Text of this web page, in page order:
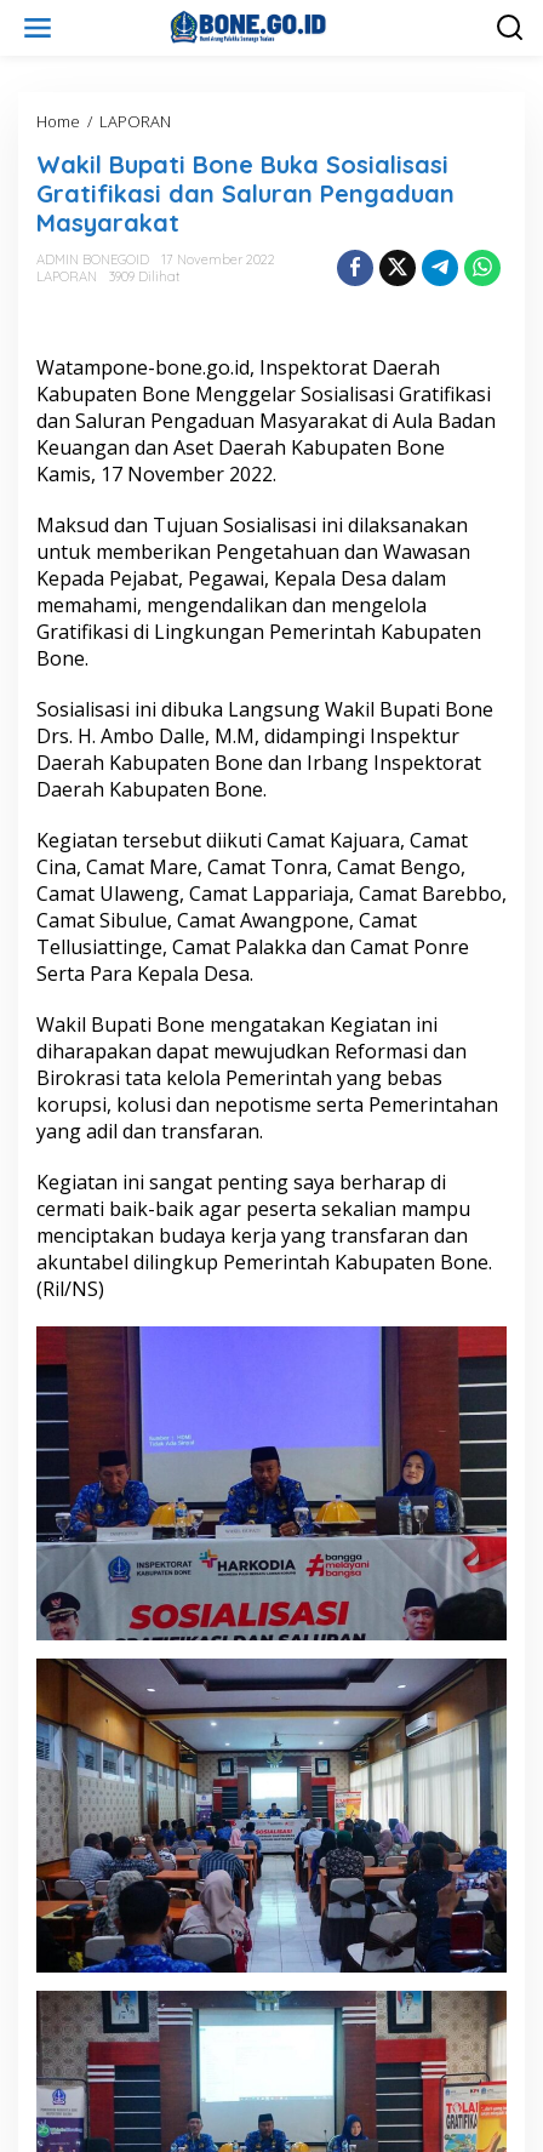
Home / LAPORAN
k
i
l
B
u
p
B
n
e
B
u
S
o
s
i
a
l
a
s
i
G
r
t
i
f
i
k
a
s
d
a
n
S
a
l
a
n
P
e
n
a
M
a
y
a
r
a
a
t
Wakil Bupati Bone Buka Sosialisasi
Gratifikasi dan Saluran Pengaduan
Masyarakat
ADMIN BONEGOID
17 November 2022
LAPORAN
3909 Dilihat
Watampone-bone.go.id, Inspektorat Daerah
Kabupaten Bone Menggelar Sosialisasi Gratifikasi
dan Saluran Pengaduan Masyarakat di Aula Badan
Keuangan dan Aset Daerah Kabupaten Bone
Kamis, 17 November 2022.
Maksud dan Tujuan Sosialisasi ini dilaksanakan
untuk memberikan Pengetahuan dan Wawasan
Kepada Pejabat, Pegawai, Kepala Desa dalam
memahami, mengendalikan dan mengelola
Gratifikasi di Lingkungan Pemerintah Kabupaten
Bone.
Sosialisasi ini dibuka Langsung Wakil Bupati Bone
Drs. H. Ambo Dalle, M.M, didampingi Inspektur
Daerah Kabupaten Bone dan Irbang Inspektorat
Daerah Kabupaten Bone.
Kegiatan tersebut diikuti Camat Kajuara, Camat
Cina, Camat Mare, Camat Tonra, Camat Bengo,
Camat Ulaweng, Camat Lappariaja, Camat Barebbo,
Camat Sibulue, Camat Awangpone, Camat
Tellusiattinge, Camat Palakka dan Camat Ponre
Serta Para Kepala Desa.
Wakil Bupati Bone mengatakan Kegiatan ini
diharapakan dapat mewujudkan Reformasi dan
Birokrasi tata kelola Pemerintah yang bebas
korupsi, kolusi dan nepotisme serta Pemerintahan
yang adil dan transfaran.
Kegiatan ini sangat penting saya berharap di
cermati baik-baik agar peserta sekalian mampu
menciptakan budaya kerja yang transfaran dan
akuntabel dilingkup Pemerintah Kabupaten Bone.
(Ril/NS)